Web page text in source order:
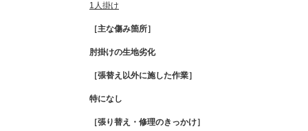
1人掛け
［主な傷み箇所］
肘掛けの生地劣化
［張替え以外に施した作業］
特になし
［張り替え・修理のきっかけ］